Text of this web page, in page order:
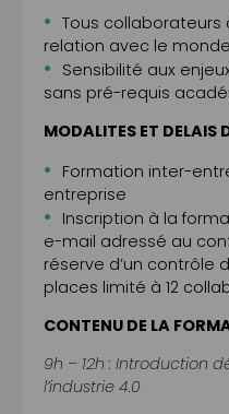
Tous collaborateurs
relation avec le
Sensibilité aux
sans pré-requis
MODALITES ET DELAIS
Formation inter-
entreprise
Inscription à la
e-mail adressé au
réserve d’un contrôle
places limité à 12
CONTENU DE LA
9h – 12h : Introduction
l’industrie 4.0